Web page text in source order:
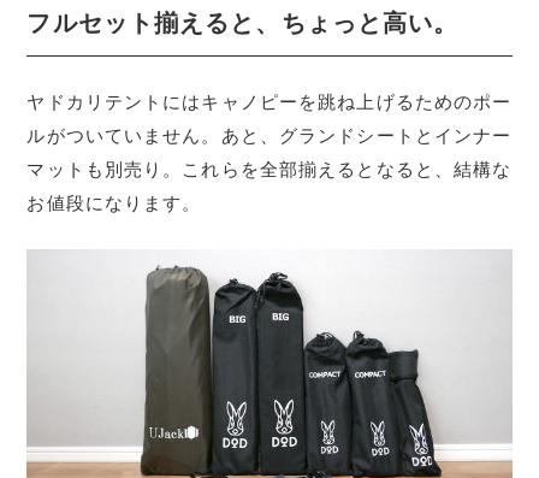
フルセット揃えると、ちょっと高い。
ヤドカリテントにはキャノピーを跳ね上げるためのポー
ルがついていません。あと、グランドシートとインナー
マットも別売り。これらを全部揃えるとなると、結構な
お値段になります。